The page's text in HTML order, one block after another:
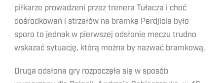
piłkarze prowadzeni przez trenera Tułacza i choć
dośrodkowań i strzałów na bramkę Perdjicia było
sporo to jednak w pierwszej odsłonie meczu trudno
wskazać sytuację, którą można by nazwać bramkową.
Druga odsłona gry rozpoczęła się w sposób